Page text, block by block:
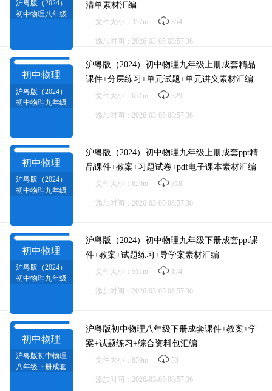
沪粤版（2024）
初中物理八年级
试题+知识
清单素材汇编
文件大小：357m 354
添加时间：2026-03-05 08:57:36
初中物理
沪粤版（2024）
初中物理九年级
素材汇编
沪粤版（2024）初中物理九年级上册成套精品
课件+分层练习+单元试题+单元讲义素材汇编
文件大小：631m 329
添加时间：2026-03-05 08:57:36
初中物理
沪粤版（2024）
初中物理九年级
本素
沪粤版（2024）初中物理九年级上册成套ppt精
品课件+教案+习题试卷+pdf电子课本素材汇编
文件大小：629m 318
添加时间：2026-03-05 08:57:36
初中物理
沪粤版（2024）
初中物理九年级
沪粤版（2024）初中物理九年级下册成套ppt课
件+教案+试题练习+导学案素材汇编
文件大小：511m 174
添加时间：2026-03-05 08:57:36
初中物理
沪粤版初中物理
八年级下册成套
沪粤版初中物理八年级下册成套课件+教案+学
案+试题练习+综合资料包汇编
文件大小：850m 53
添加时间：2026-03-05 08:57:36